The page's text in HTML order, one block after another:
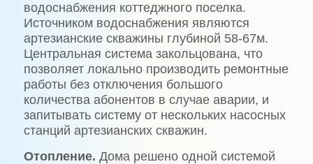
водоснабжения коттеджного поселка.
Источником водоснабжения являются
артезианские скважины глубиной 58-67м.
Центральная система закольцована, что
позволяет локально производить ремонтные
работы без отключения большого
количества абонентов в случае аварии, и
запитывать систему от нескольких насосных
станций артезианских скважин.
Отопление. Дома решено одной системой